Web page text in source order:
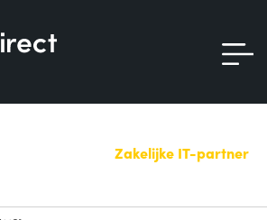
Zakelijke IT-partner